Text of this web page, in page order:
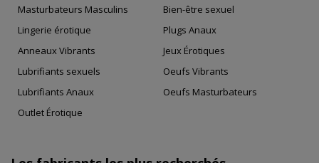
Masturbateurs Masculins
Bien-être sexuel
Lingerie érotique
Plugs Anaux
Anneaux Vibrants
Jeux Érotiques
Lubrifiants sexuels
Oeufs Vibrants
Lubrifiants Anaux
Oeufs Masturbateurs
Outlet Érotique